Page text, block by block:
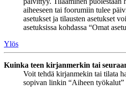
aiheeseen tai foorumiin tulee
asetukset ja tilausten asetukset
asetuksissa kohdassa “Omat
Ylös
Kuinka teen kirjanmerkin tai
Voit tehdä kirjanmekin tai tilata
sopivan linkin “Aiheen